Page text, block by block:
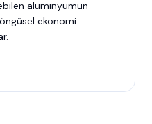
alüminyumun
ekonomi